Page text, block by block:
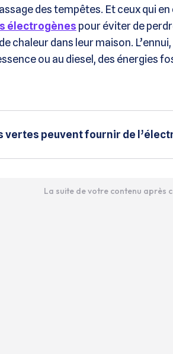
des tempêtes. Et ceux qui
électrogènes pour éviter de
chaleur dans leur maison.
ou au diesel, des énergies
vertes peuvent fournir de
La suite de votre contenu après